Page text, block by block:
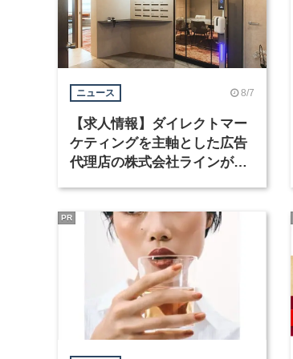
ニュース 8/7
【求人情報】ダイレクトマー
ケティングを主軸とした広告
代理店の株式会社ラインが、
PR